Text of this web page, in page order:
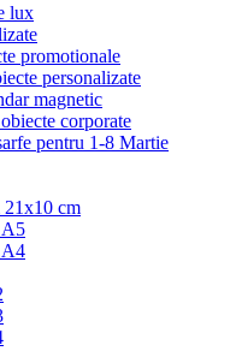
lux
promotionale
personalizate
magnetic
corporate
pentru 1-8 Martie
cm
A5
A4